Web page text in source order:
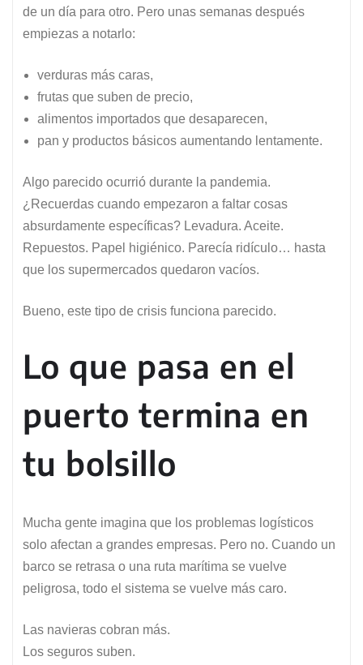
de un día para otro. Pero unas semanas después
empiezas a notarlo:
verduras más caras,
frutas que suben de precio,
alimentos importados que desaparecen,
pan y productos básicos aumentando lentamente.
Algo parecido ocurrió durante la pandemia.
¿Recuerdas cuando empezaron a faltar cosas
absurdamente específicas? Levadura. Aceite.
Repuestos. Papel higiénico. Parecía ridículo… hasta
que los supermercados quedaron vacíos.
Bueno, este tipo de crisis funciona parecido.
Lo que pasa en el
puerto termina en
tu bolsillo
Mucha gente imagina que los problemas logísticos
solo afectan a grandes empresas. Pero no. Cuando un
barco se retrasa o una ruta marítima se vuelve
peligrosa, todo el sistema se vuelve más caro.
Las navieras cobran más.
Los seguros suben.